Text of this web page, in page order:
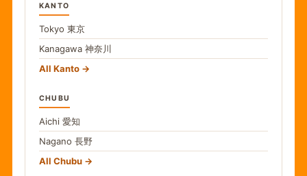
KANTO
Tokyo 東京
Kanagawa 神奈川
All Kanto
CHUBU
Aichi 愛知
Nagano 長野
All Chubu